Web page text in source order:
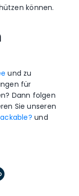
können.
und zu
für
Dann folgen
Sie unseren
und